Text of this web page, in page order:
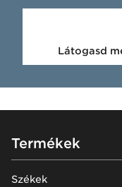
Látogasd
Footer
Termékek
Székek